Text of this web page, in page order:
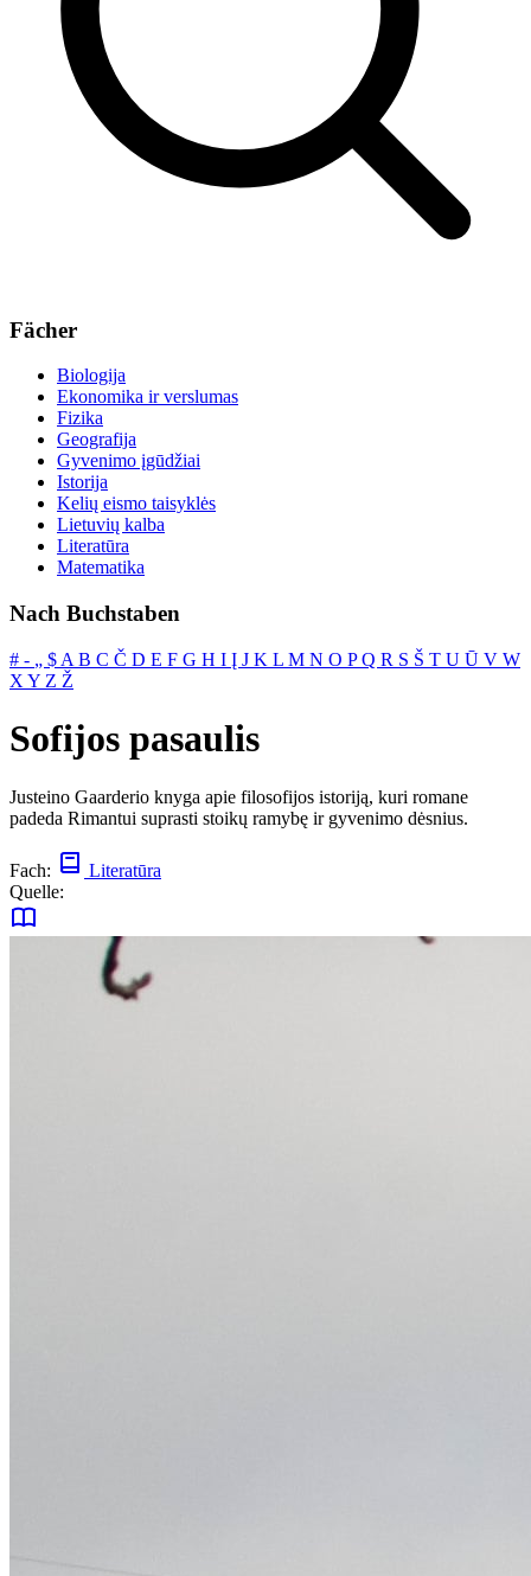
Fächer
Biologija
Ekonomika ir verslumas
Fizika
Geografija
Gyvenimo įgūdžiai
Istorija
Kelių eismo taisyklės
Lietuvių kalba
Literatūra
Matematika
Nach Buchstaben
# ‐ „ $ A B C Č D E F G H I Į J K L M N O PQ R S Š T U Ū V W
X Y Z Ž
Sofijos pasaulis
Justeino Gaarderio knyga apie filosofijos istoriją, kuri romane
padeda Rimantui suprasti stoikų ramybę ir gyvenimo dėsnius.
Fach:
Literatūra
Quelle: